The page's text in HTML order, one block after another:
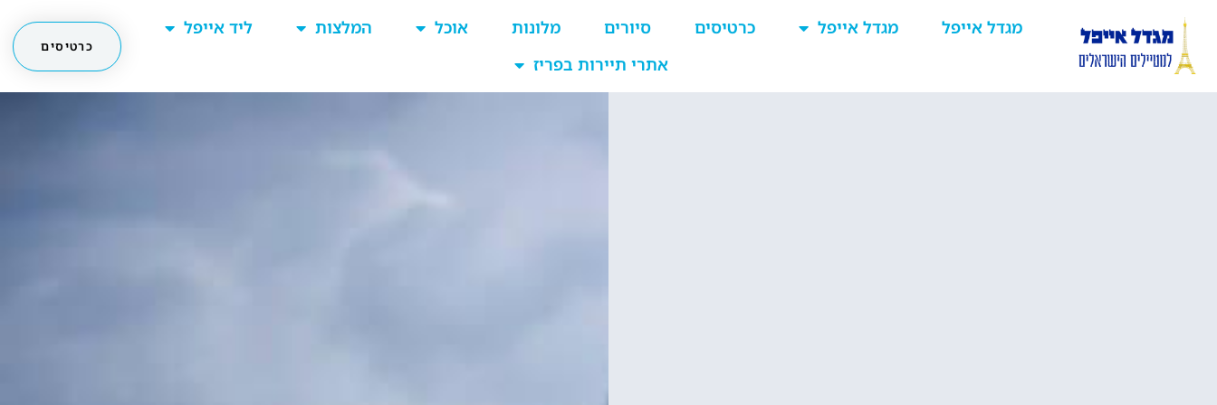
מגדל אייפל מגדל אייפל כרטיסים סיורים מלונות אוכל המלצות
ליד אייפל
אתרי תיירות בפריז
כרטיסים